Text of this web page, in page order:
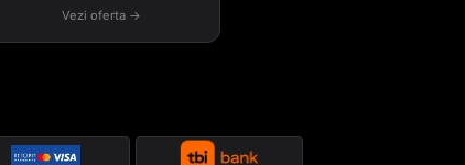
Vezi oferta →